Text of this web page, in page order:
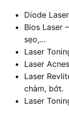
Diode
Bios Laser
sẹo,…
Laser
Laser
Laser
chàm, bớt.
Laser